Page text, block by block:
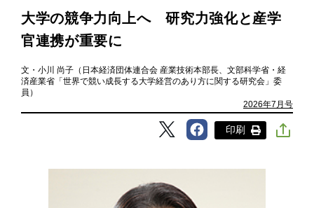
大学の競争力向上へ 研究力強化と産学
官連携が重要に
文・小川 尚子（日本経済団体連合会 産業技術本部長、文部科学省・経
済産業省「世界で競い成長する大学経営のあり方に関する研究会」委
員）
2026年7月号
印刷